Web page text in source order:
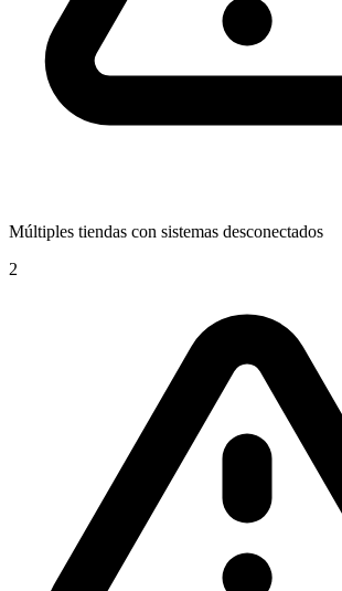
Múltiples tiendas con sistemas desconectados
2